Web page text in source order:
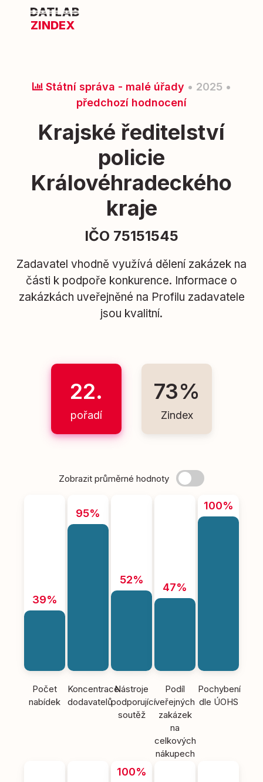
ZINDEX
Státní správa - malé úřady • 2025 •
předchozí hodnocení
Krajské ředitelství
policie
Královéhradeckého
kraje
IČO 75151545
Zadavatel vhodně využívá dělení zakázek na
části k podpoře konkurence. Informace o
zakázkách uveřejněné na Profilu zadavatele
jsou kvalitní.
22.
pořadí
73%
Zindex
Zobrazit průměrné hodnoty
39%
Počet
nabídek
95%
Koncentrace
dodavatelů
52%
Nástroje
podporující
soutěž
47%
Podíl
veřejných
zakázek
na
celkových
nákupech
100%
Pochybení
dle ÚOHS
100%